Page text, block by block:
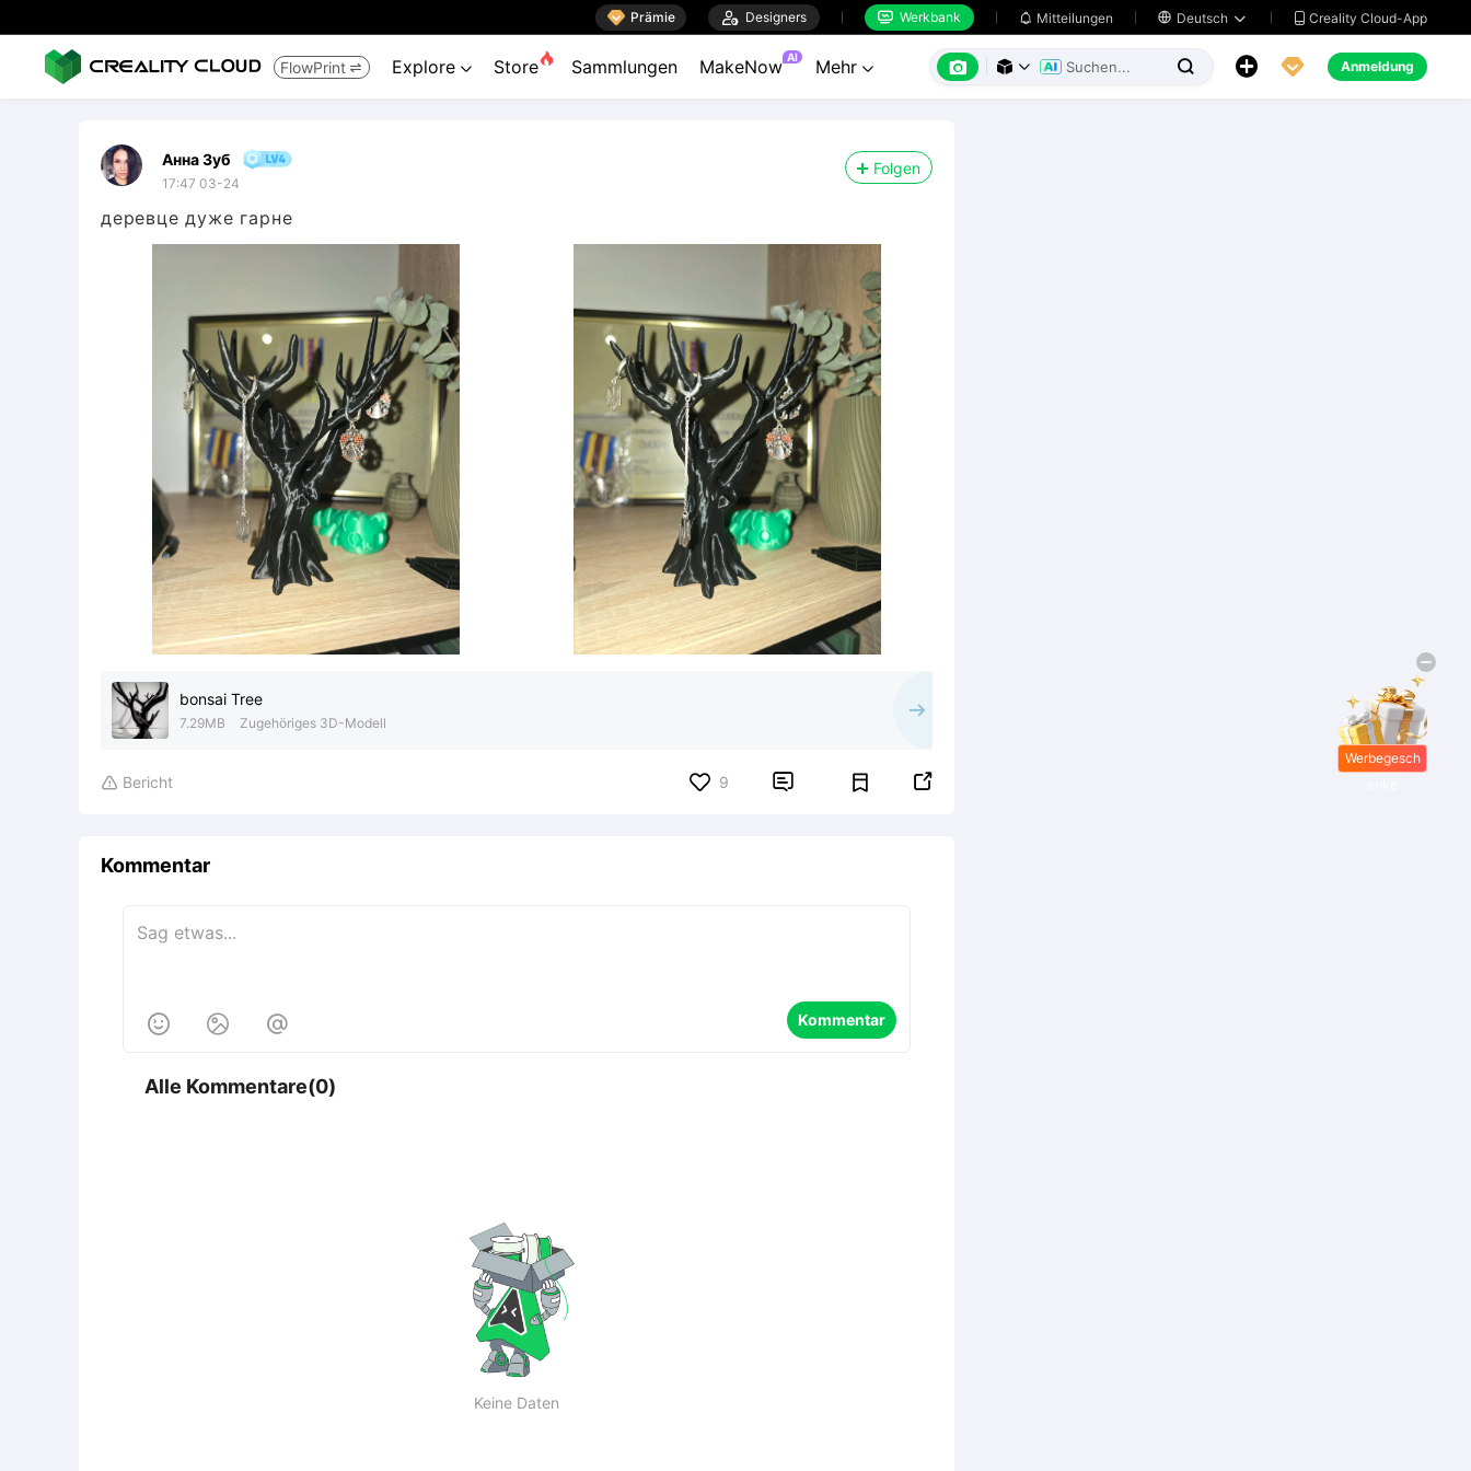
 Prämie  Designers  Werkbank  Mitteilungen  Deutsch   Creality Cloud-App
FlowPrint  Explore  Store Sammlungen MakeNow AI Mehr        Anmeldung
Анна Зуб
17:47 03-24
Folgen
деревце дуже гарне
bonsai Tree
7.29MB Zugehöriges 3D-Modell
 Bericht 9  
Kommentar
   Kommentar
Alle Kommentare(0)
Keine Daten
Werbegesch